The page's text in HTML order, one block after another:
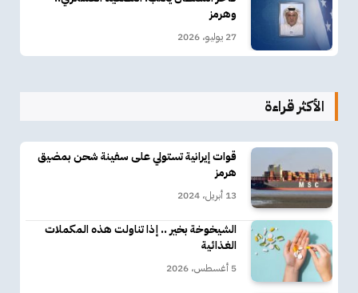
وهرمز
27 يوليو، 2026
الأكثر قراءة
قوات إيرانية تستولي على سفينة شحن بمضيق
هرمز
13 أبريل، 2024
الشيخوخة بخير .. إذا تناولت هذه المكملات
الغذائية
5 أغسطس، 2026